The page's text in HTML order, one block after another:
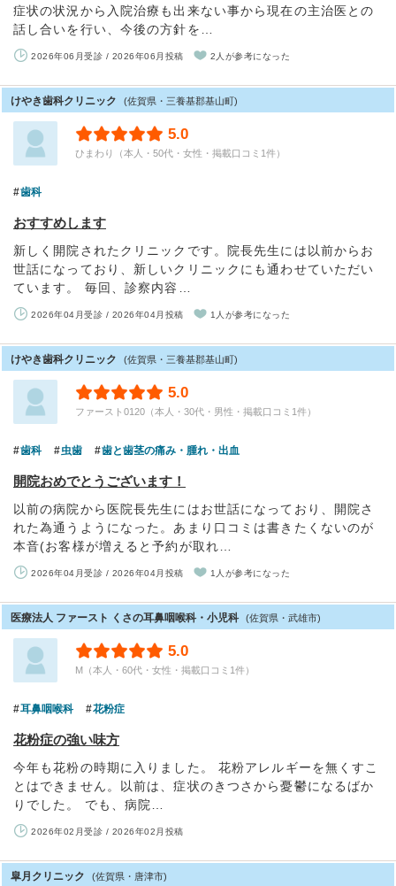
症状の状況から入院治療も出来ない事から現在の主治医との
話し合いを行い、今後の方針を…
2026年06月受診 / 2026年06月投稿 2人が参考になった
けやき歯科クリニック (佐賀県・三養基郡基山町)
5.0
ひまわり（本人・50代・女性・掲載口コミ1件）
歯科
おすすめします
新しく開院されたクリニックです。院長先生には以前からお
世話になっており、新しいクリニックにも通わせていただい
ています。 毎回、診察内容…
2026年04月受診 / 2026年04月投稿 1人が参考になった
けやき歯科クリニック (佐賀県・三養基郡基山町)
5.0
ファースト0120（本人・30代・男性・掲載口コミ1件）
歯科 虫歯 歯と歯茎の痛み・腫れ・出血
開院おめでとうございます！
以前の病院から医院長先生にはお世話になっており、開院さ
れた為通うようになった。あまり口コミは書きたくないのが
本音(お客様が増えると予約が取れ…
2026年04月受診 / 2026年04月投稿 1人が参考になった
医療法人 ファースト くさの耳鼻咽喉科・小児科 (佐賀県・武雄市)
5.0
M（本人・60代・女性・掲載口コミ1件）
耳鼻咽喉科 花粉症
花粉症の強い味方
今年も花粉の時期に入りました。 花粉アレルギーを無くすこ
とはできません。以前は、症状のきつさから憂鬱になるばか
りでした。 でも、病院…
2026年02月受診 / 2026年02月投稿
皐月クリニック (佐賀県・唐津市)